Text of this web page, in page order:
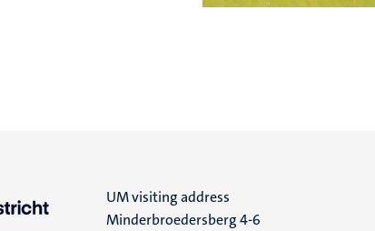
UM visiting address
Minderbroedersberg 4-6